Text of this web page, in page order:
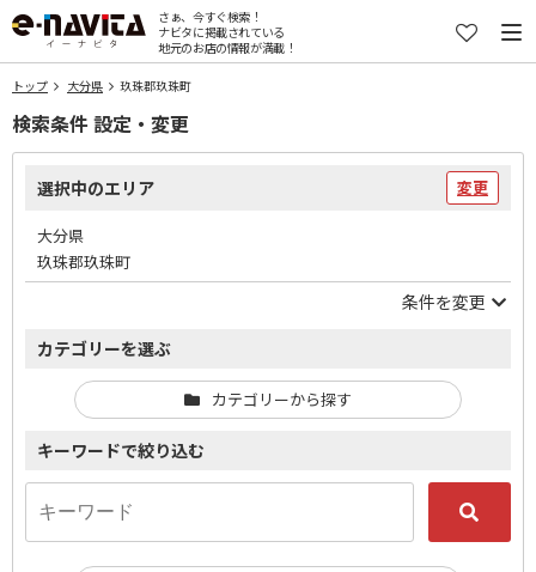
さぁ、今すぐ検索！
ナビタに掲載されている
地元のお店の情報が満載！
トップ 大分県 玖珠郡玖珠町
検索条件 設定・変更
選択中のエリア 変更
大分県
玖珠郡玖珠町
条件を変更
カテゴリーを選ぶ
カテゴリーから探す
キーワードで絞り込む